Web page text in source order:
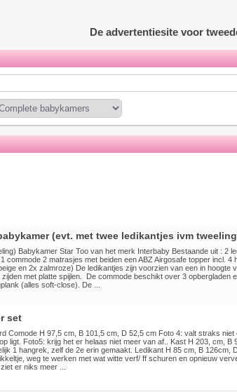
De advertentiesite voor
(evt. met twee ledikantjes ivm
Babykamer Star Too van het merk Interbaby Bestaande uit : 2
commode 2 matrasjes met beiden een ABZ Airgosafe topper incl. 4
en 2x zalmroze) De ledikantjes zijn voorzien van een in hoogte
zijden met platte spijlen. De commode beschikt over 3 opbergladen
(alles soft-close). De ...
set
Comode H 97,5 cm, B 101,5 cm, D 52,5 cm Foto 4: valt straks niet
ligt. Foto5: krijg het er helaas niet meer van af.. Kast H 203, cm, B
1 hangrek, zelf de 2e erin gemaakt. Ledikant H 85 cm, B 126cm,
weg te werken met wat witte verf/ ff schuren en opnieuw
er niks meer ...